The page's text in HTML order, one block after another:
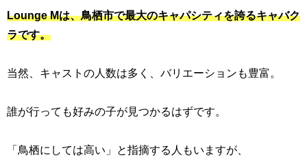
Lounge Mは、鳥栖市で最大のキャパシティを誇るキャバク
ラです。
当然、キャストの人数は多く、バリエーションも豊富。
誰が行っても好みの子が見つかるはずです。
「鳥栖にしては高い」と指摘する人もいますが、